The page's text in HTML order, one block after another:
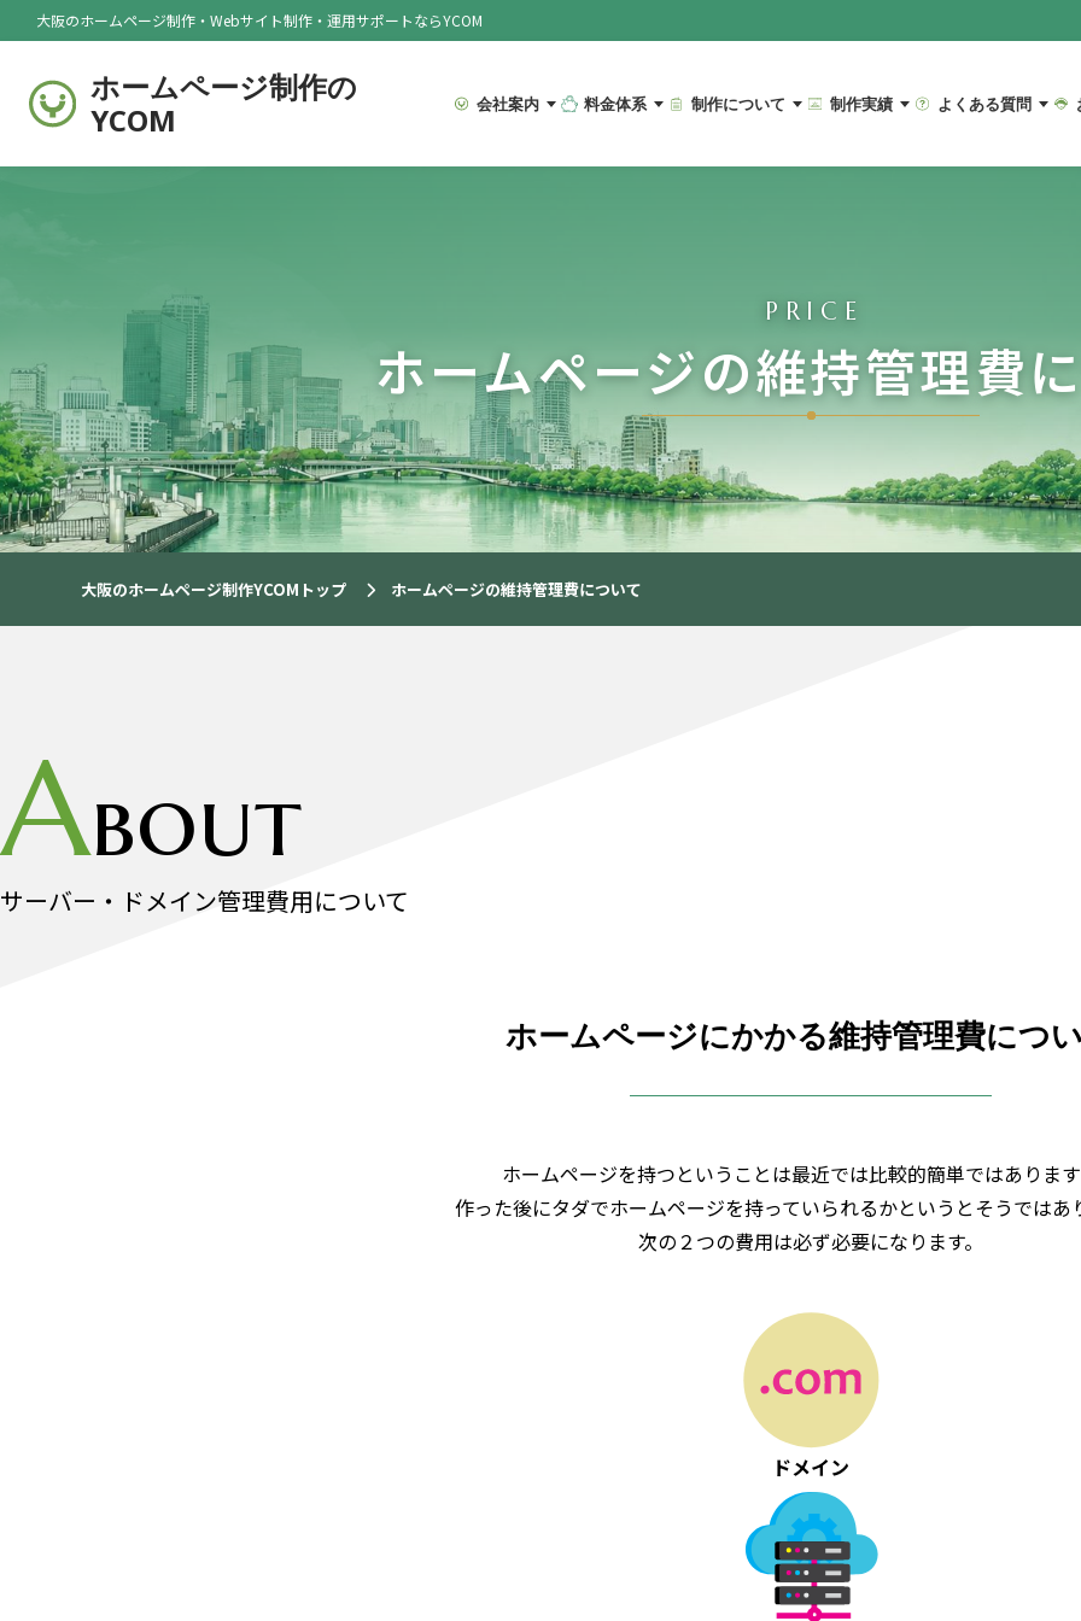
大阪のホームページ制作・Webサイト制作・運用サポートならYCOM
ホームページ制作の
YCOM
会社案内 料金体系 制作について 制作実績 よくある質問
ホームページの維持管理費
PRICE
大阪のホームページ制作YCOMトップ ホームページの維持管理費について
About
サーバー・ドメイン管理費用について
ホームページにかかる維持管理費につ
ホームページを持つということは最近では比較的簡単ではありま
作った後にタダでホームページを持っていられるかというとそうではあ
次の２つの費用は必ず必要になります。
ドメイン